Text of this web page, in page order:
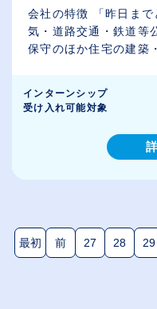
会社の特徴 「昨日ま
気・道路交通・鉄道等
保守のほか住宅の建築
インターンシップ
受け入れ可能対象
最初 前 27 28 29